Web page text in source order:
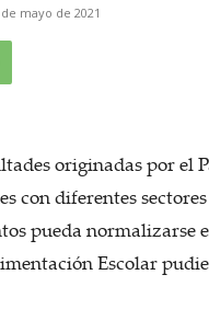
mayo de 2021
originadas por el
con diferentes
pueda normalizarse
Escolar